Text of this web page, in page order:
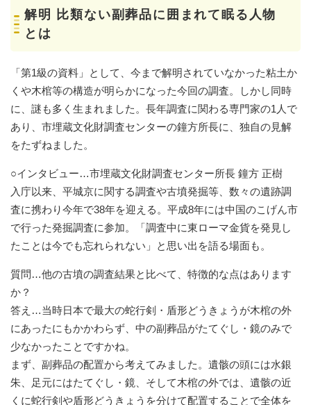
解明 比類ない副葬品に囲まれて眠る人物
とは
「第1級の資料」として、今まで解明されていなかった粘土か
くや木棺等の構造が明らかになった今回の調査。しかし同時
に、謎も多く生まれました。長年調査に関わる専門家の1人で
あり、市埋蔵文化財調査センターの鐘方所長に、独自の見解
をたずねました。
○インタビュー…市埋蔵文化財調査センター所長 鐘方 正樹
入庁以来、平城京に関する調査や古墳発掘等、数々の遺跡調
査に携わり今年で38年を迎える。平成8年には中国のこげん市
で行った発掘調査に参加。「調査中に東ローマ金貨を発見し
たことは今でも忘れられない」と思い出を語る場面も。
質問…他の古墳の調査結果と比べて、特徴的な点はあります
か？
答え…当時日本で最大の蛇行剣・盾形どうきょうが木棺の外
にあったにもかかわらず、中の副葬品がたてぐし・鏡のみで
少なかったことですかね。
まず、副葬品の配置から考えてみました。遺骸の頭には水銀
朱、足元にはたてぐし・鏡、そして木棺の外では、遺骸の近
くに蛇行剣や盾形どうきょうを分けて配置することで全体を